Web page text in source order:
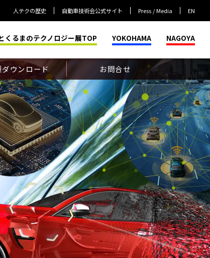
人テクの歴史 自動車技術会公式サイト Press / Media EN
くるまのテクノロジー展TOP YOKOHAMA NAGOYA
ウンロード お問合せ